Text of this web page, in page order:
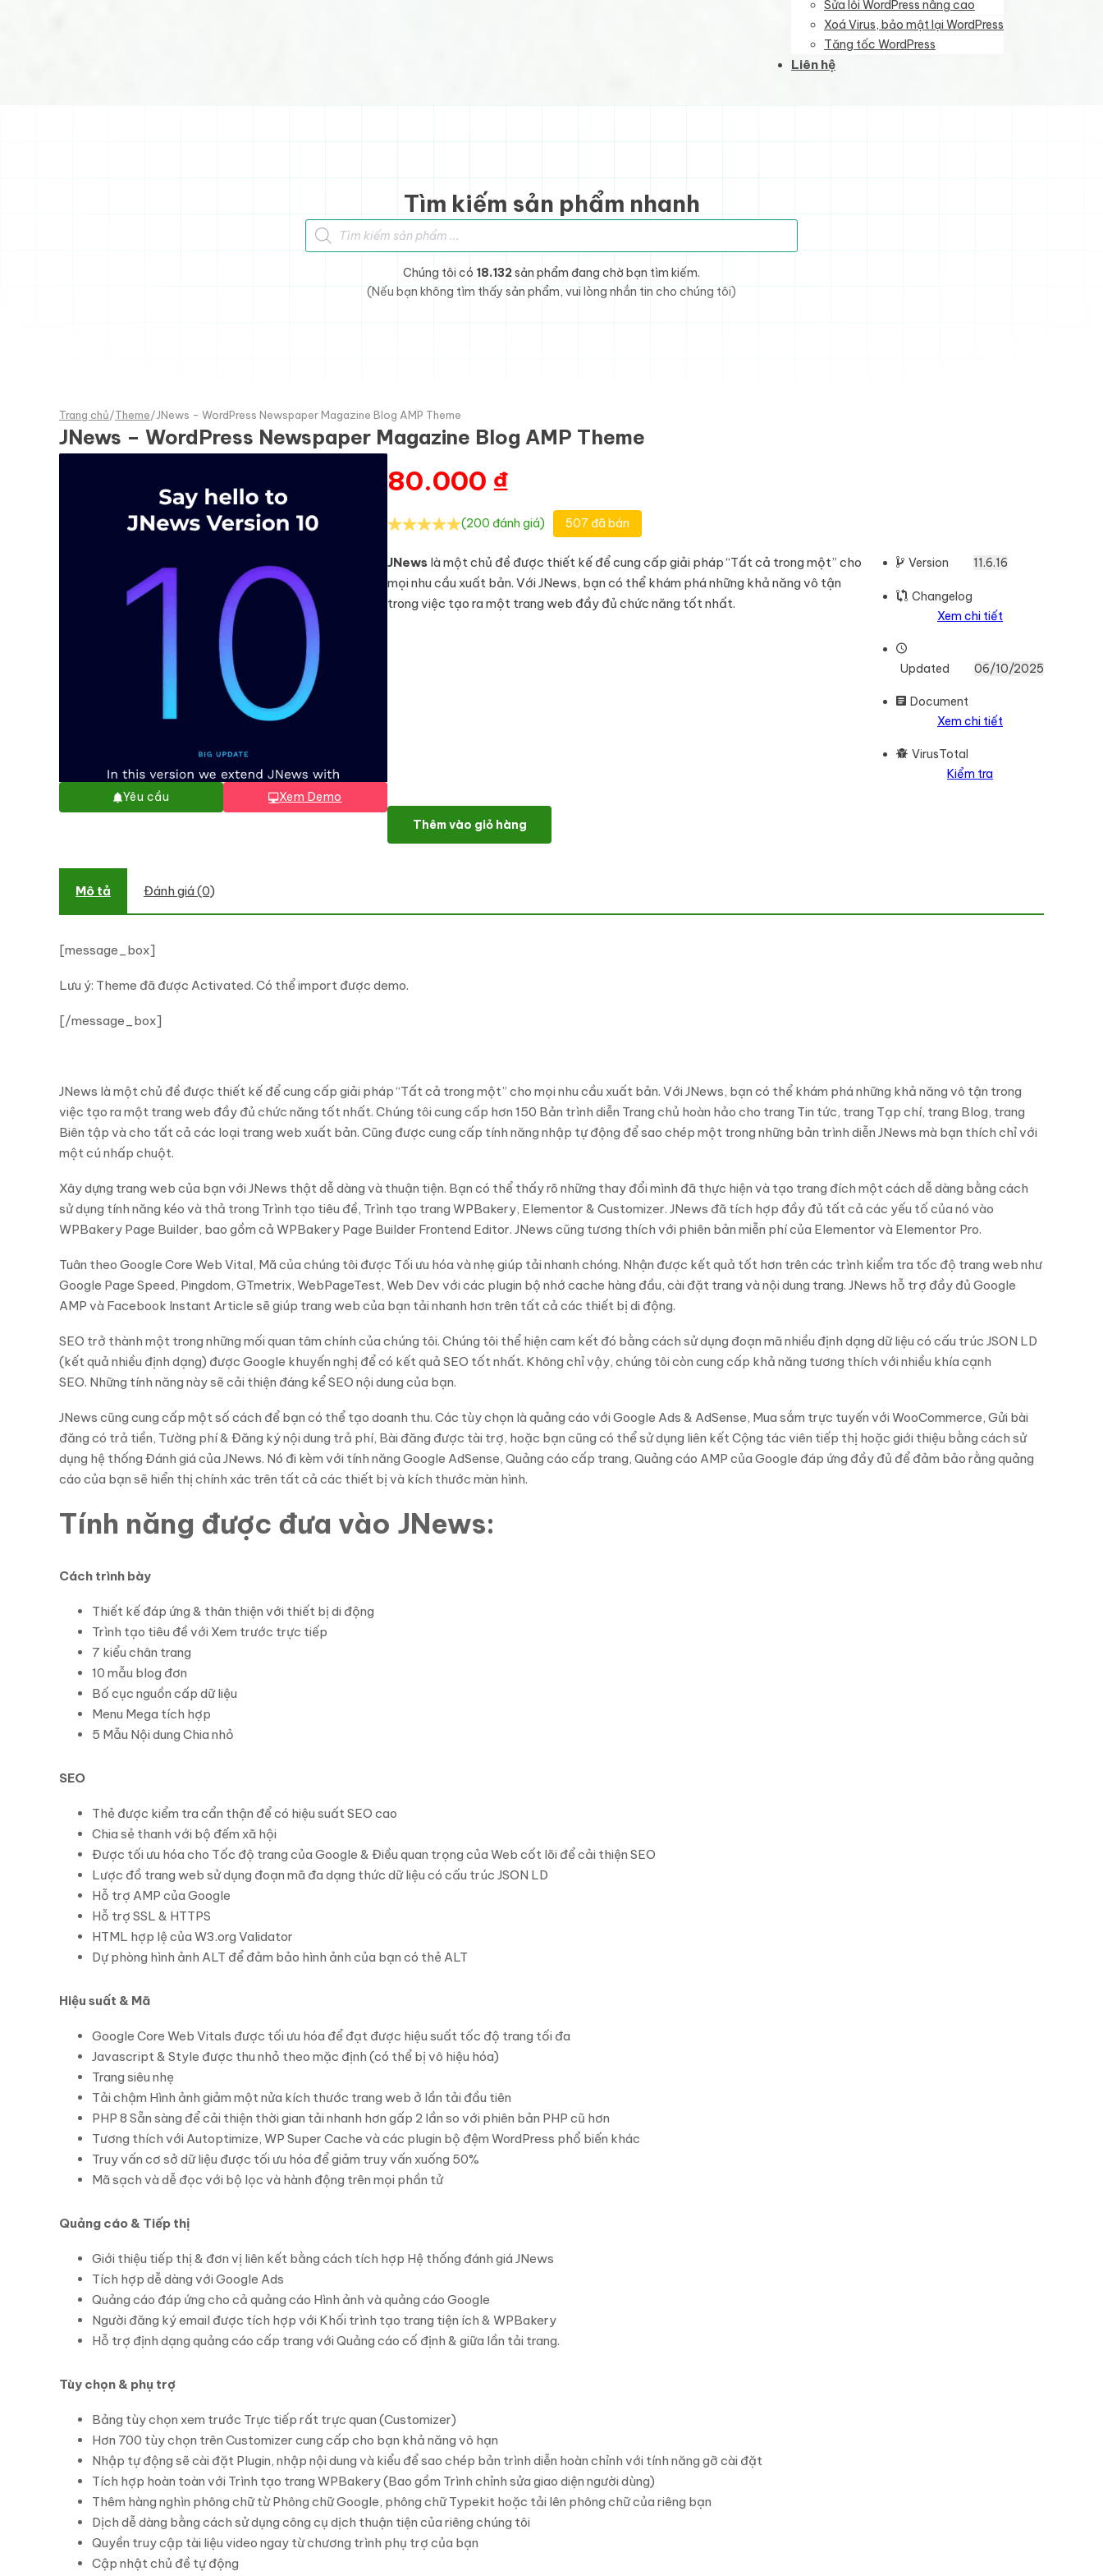
Sửa lỗi WordPress nâng cao
Xoá Virus, bảo mật lại WordPress
Tăng tốc WordPress
Liên hệ
Tìm kiếm sản phẩm nhanh
Tìm kiếm sản phẩm
Chúng tôi có 18.132 sản phẩm đang chờ bạn tìm kiếm.
(Nếu bạn không tìm thấy sản phẩm, vui lòng nhắn tin cho chúng tôi)
Trang chủ/Theme/JNews - WordPress Newspaper Magazine Blog AMP Theme
JNews – WordPress Newspaper Magazine Blog AMP Theme
Yêu cầu Xem Demo
80.000 ₫
(200 đánh giá) 507 đã bán
JNews là một chủ đề được thiết kế để cung cấp giải pháp “Tất cả trong một” cho
mọi nhu cầu xuất bản. Với JNews, bạn có thể khám phá những khả năng vô tận
trong việc tạo ra một trang web đầy đủ chức năng tốt nhất.
Version 11.6.16
Changelog
Xem chi tiết
Updated 06/10/2025
Document
Xem chi tiết
VirusTotal
Kiểm tra
JNews - WordPress Newspaper Magazine Blog AMP Theme số lượng
Thêm vào giỏ hàng
Mô tả Đánh giá (0)
[message_box]
Lưu ý: Theme đã được Activated. Có thể import được demo.
[/message_box]
JNews là một chủ đề được thiết kế để cung cấp giải pháp “Tất cả trong một” cho mọi nhu cầu xuất bản. Với JNews, bạn có thể khám phá những khả năng vô tận trong
việc tạo ra một trang web đầy đủ chức năng tốt nhất. Chúng tôi cung cấp hơn 150 Bản trình diễn Trang chủ hoàn hảo cho trang Tin tức, trang Tạp chí, trang Blog, trang
Biên tập và cho tất cả các loại trang web xuất bản. Cũng được cung cấp tính năng nhập tự động để sao chép một trong những bản trình diễn JNews mà bạn thích chỉ với
một cú nhấp chuột.
Xây dựng trang web của bạn với JNews thật dễ dàng và thuận tiện. Bạn có thể thấy rõ những thay đổi mình đã thực hiện và tạo trang đích một cách dễ dàng bằng cách
sử dụng tính năng kéo và thả trong Trình tạo tiêu đề, Trình tạo trang WPBakery, Elementor & Customizer. JNews đã tích hợp đầy đủ tất cả các yếu tố của nó vào
WPBakery Page Builder, bao gồm cả WPBakery Page Builder Frontend Editor. JNews cũng tương thích với phiên bản miễn phí của Elementor và Elementor Pro.
Tuân theo Google Core Web Vital, Mã của chúng tôi được Tối ưu hóa và nhẹ giúp tải nhanh chóng. Nhận được kết quả tốt hơn trên các trình kiểm tra tốc độ trang web như
Google Page Speed, Pingdom, GTmetrix, WebPageTest, Web Dev với các plugin bộ nhớ cache hàng đầu, cài đặt trang và nội dung trang. JNews hỗ trợ đầy đủ Google
AMP và Facebook Instant Article sẽ giúp trang web của bạn tải nhanh hơn trên tất cả các thiết bị di động.
SEO trở thành một trong những mối quan tâm chính của chúng tôi. Chúng tôi thể hiện cam kết đó bằng cách sử dụng đoạn mã nhiều định dạng dữ liệu có cấu trúc JSON LD
(kết quả nhiều định dạng) được Google khuyến nghị để có kết quả SEO tốt nhất. Không chỉ vậy, chúng tôi còn cung cấp khả năng tương thích với nhiều khía cạnh
SEO. Những tính năng này sẽ cải thiện đáng kể SEO nội dung của bạn.
JNews cũng cung cấp một số cách để bạn có thể tạo doanh thu. Các tùy chọn là quảng cáo với Google Ads & AdSense, Mua sắm trực tuyến với WooCommerce, Gửi bài
đăng có trả tiền, Tường phí & Đăng ký nội dung trả phí, Bài đăng được tài trợ, hoặc bạn cũng có thể sử dụng liên kết Cộng tác viên tiếp thị hoặc giới thiệu bằng cách sử
dụng hệ thống Đánh giá của JNews. Nó đi kèm với tính năng Google AdSense, Quảng cáo cấp trang, Quảng cáo AMP của Google đáp ứng đầy đủ để đảm bảo rằng quảng
cáo của bạn sẽ hiển thị chính xác trên tất cả các thiết bị và kích thước màn hình.
Tính năng được đưa vào JNews:
Cách trình bày
Thiết kế đáp ứng & thân thiện với thiết bị di động
Trình tạo tiêu đề với Xem trước trực tiếp
7 kiểu chân trang
10 mẫu blog đơn
Bố cục nguồn cấp dữ liệu
Menu Mega tích hợp
5 Mẫu Nội dung Chia nhỏ
SEO
Thẻ được kiểm tra cẩn thận để có hiệu suất SEO cao
Chia sẻ thanh với bộ đếm xã hội
Được tối ưu hóa cho Tốc độ trang của Google & Điều quan trọng của Web cốt lõi để cải thiện SEO
Lược đồ trang web sử dụng đoạn mã đa dạng thức dữ liệu có cấu trúc JSON LD
Hỗ trợ AMP của Google
Hỗ trợ SSL & HTTPS
HTML hợp lệ của W3.org Validator
Dự phòng hình ảnh ALT để đảm bảo hình ảnh của bạn có thẻ ALT
Hiệu suất & Mã
Google Core Web Vitals được tối ưu hóa để đạt được hiệu suất tốc độ trang tối đa
Javascript & Style được thu nhỏ theo mặc định (có thể bị vô hiệu hóa)
Trang siêu nhẹ
Tải chậm Hình ảnh giảm một nửa kích thước trang web ở lần tải đầu tiên
PHP 8 Sẵn sàng để cải thiện thời gian tải nhanh hơn gấp 2 lần so với phiên bản PHP cũ hơn
Tương thích với Autoptimize, WP Super Cache và các plugin bộ đệm WordPress phổ biến khác
Truy vấn cơ sở dữ liệu được tối ưu hóa để giảm truy vấn xuống 50%
Mã sạch và dễ đọc với bộ lọc và hành động trên mọi phần tử
Quảng cáo & Tiếp thị
Giới thiệu tiếp thị & đơn vị liên kết bằng cách tích hợp Hệ thống đánh giá JNews
Tích hợp dễ dàng với Google Ads
Quảng cáo đáp ứng cho cả quảng cáo Hình ảnh và quảng cáo Google
Người đăng ký email được tích hợp với Khối trình tạo trang tiện ích & WPBakery
Hỗ trợ định dạng quảng cáo cấp trang với Quảng cáo cố định & giữa lần tải trang.
Tùy chọn & phụ trợ
Bảng tùy chọn xem trước Trực tiếp rất trực quan (Customizer)
Hơn 700 tùy chọn trên Customizer cung cấp cho bạn khả năng vô hạn
Nhập tự động sẽ cài đặt Plugin, nhập nội dung và kiểu để sao chép bản trình diễn hoàn chỉnh với tính năng gỡ cài đặt
Tích hợp hoàn toàn với Trình tạo trang WPBakery (Bao gồm Trình chỉnh sửa giao diện người dùng)
Thêm hàng nghìn phông chữ từ Phông chữ Google, phông chữ Typekit hoặc tải lên phông chữ của riêng bạn
Dịch dễ dàng bằng cách sử dụng công cụ dịch thuận tiện của riêng chúng tôi
Quyền truy cập tài liệu video ngay từ chương trình phụ trợ của bạn
Cập nhật chủ đề tự động